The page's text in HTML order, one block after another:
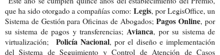
que ha sido otorgado a compañías como: Legis, por LegisOffice, un
Sistema de Gestión para Oficinas de Abogados; Pagos Online, por
su sistema de pagos y transferencias; Avianca, por su sistema de
virtualización;
Policía Nacional, por el diseño e implementación
del Sistema de Seguimiento y Control de Atención de Casos